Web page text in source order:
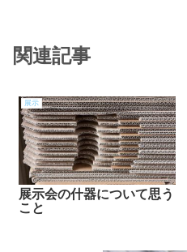
関連記事
展示
展示会の什器について思う
こと